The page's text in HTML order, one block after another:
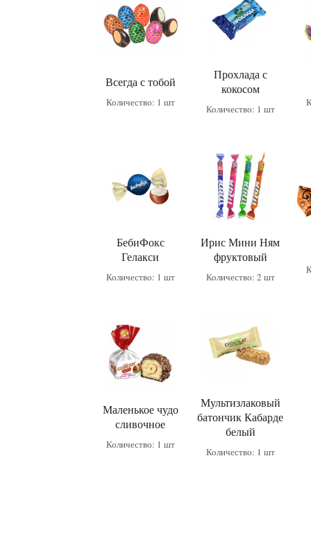
Всегда с тобой
Количество: 1 шт
Прохлада с
кокосом
Количество: 1 шт
БебиФокс
Гелакси
Количество: 1 шт
Ирис Мини Ням
фруктовый
Количество: 2 шт
Маленькое чудо
сливочное
Количество: 1 шт
Мультизлаковый
батончик Кабарде
белый
Количество: 1 шт